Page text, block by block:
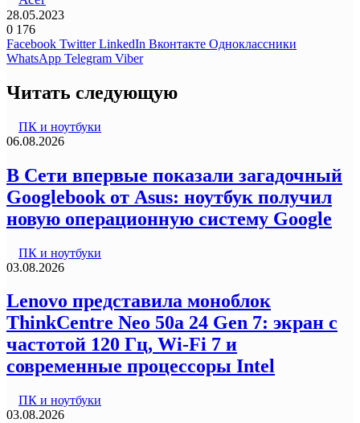
28.05.2023
0 176
Facebook Twitter LinkedIn Вконтакте Одноклассники
WhatsApp Telegram Viber
Читать следующую
ПК и ноутбуки
06.08.2026
В Сети впервые показали загадочный
Googlebook от Asus: ноутбук получил
новую операционную систему Google
ПК и ноутбуки
03.08.2026
Lenovo представила моноблок
ThinkCentre Neo 50a 24 Gen 7: экран с
частотой 120 Гц, Wi-Fi 7 и
современные процессоры Intel
ПК и ноутбуки
03.08.2026